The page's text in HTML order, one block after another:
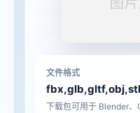
文件格式
下载包可用于 Blender